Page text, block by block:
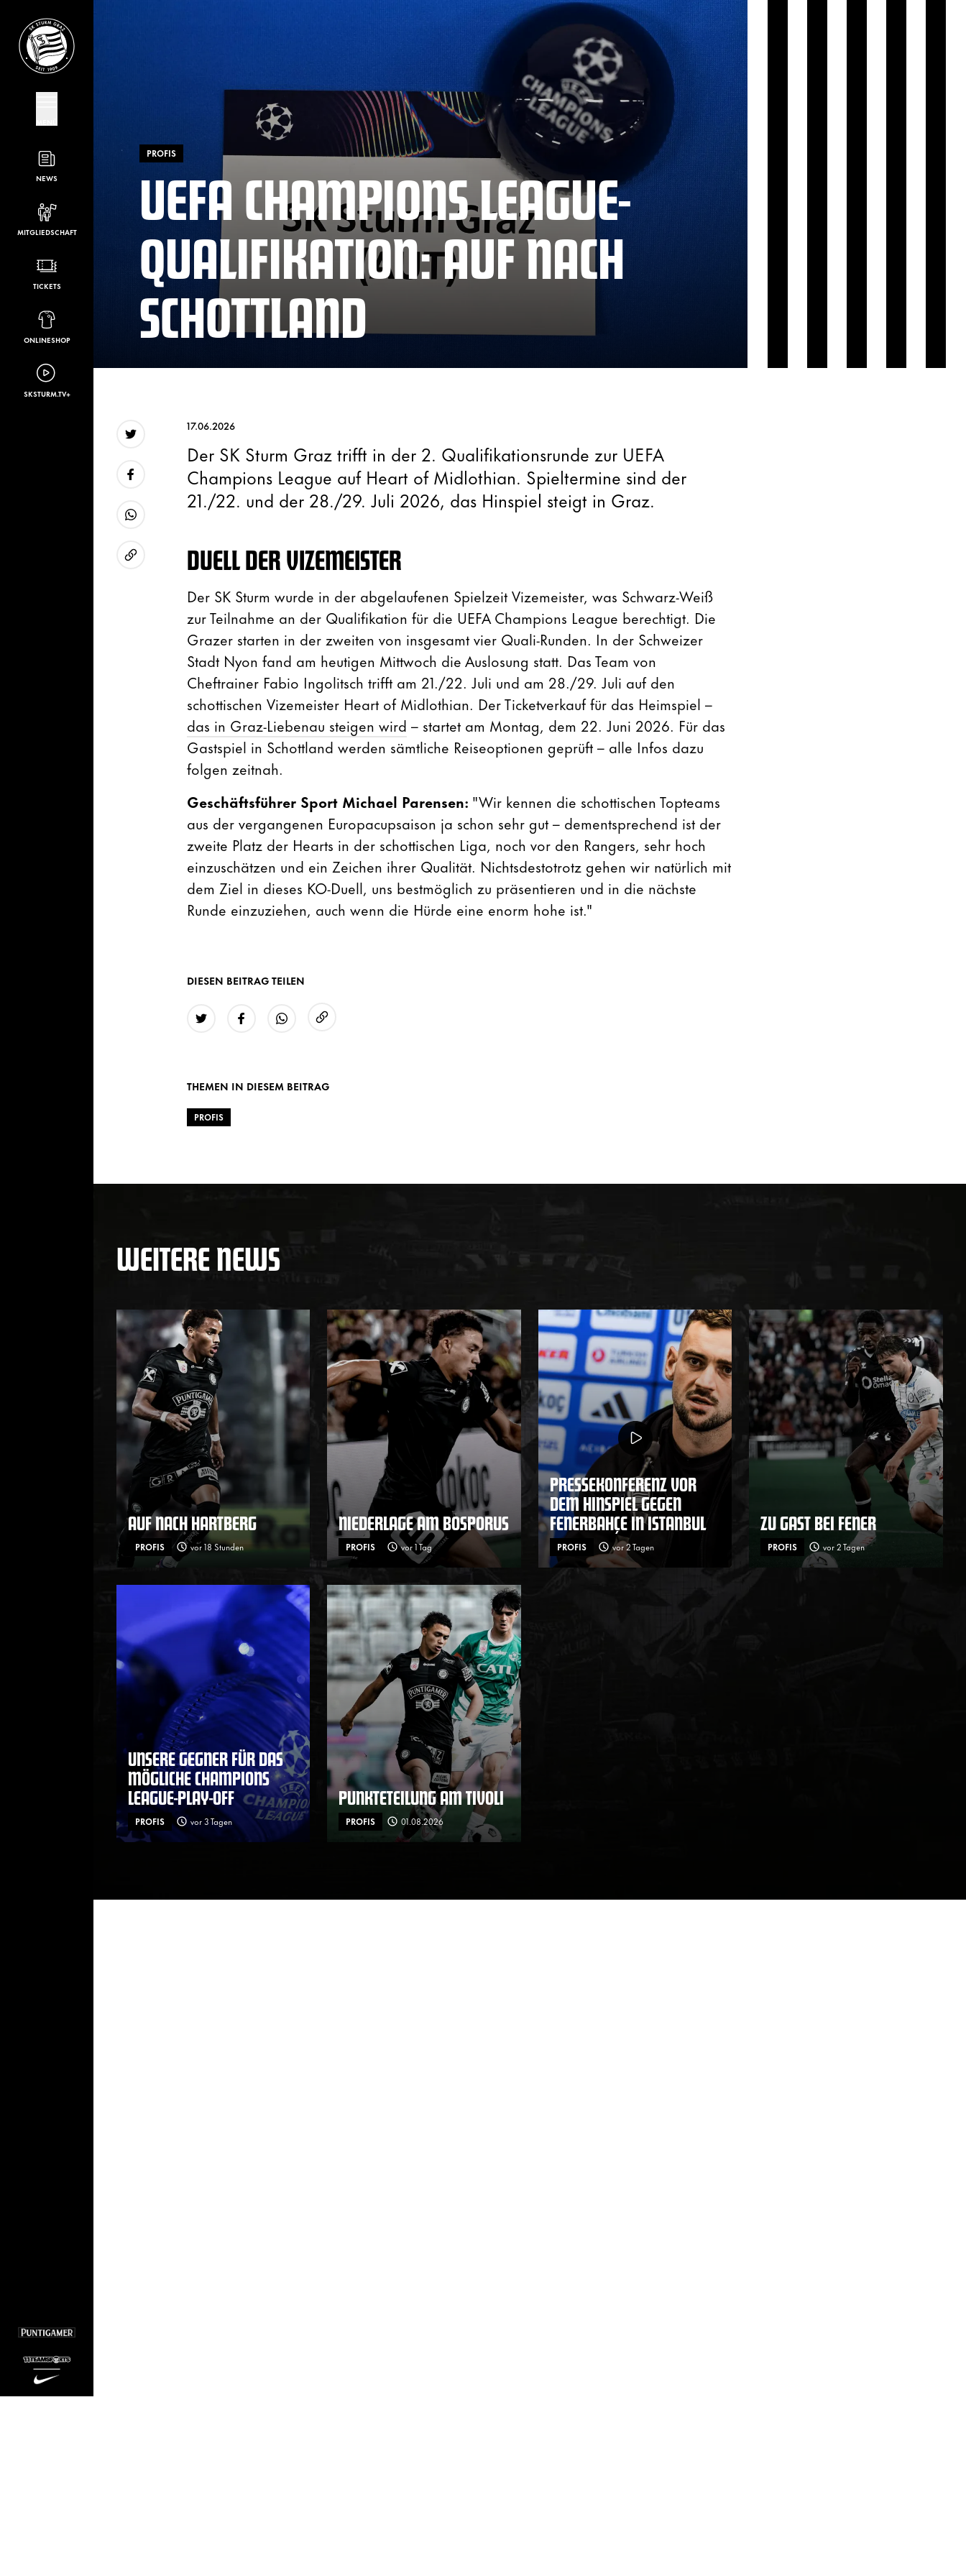
NEWS
MITGLIEDSCHAFT
TICKETS
ONLINESHOP
SKSTURM.TV+
PROFIS
UEFA CHAMPIONS LEAGUE-
QUALIFIKATION: AUF NACH
SCHOTTLAND
17.06.2026
Der SK Sturm Graz trifft in der 2. Qualifikationsrunde zur UEFA
Champions League auf Heart of Midlothian. Spieltermine sind der
21./22. und der 28./29. Juli 2026, das Hinspiel steigt in Graz.
DUELL DER VIZEMEISTER
Der SK Sturm wurde in der abgelaufenen Spielzeit Vizemeister, was Schwarz-Weiß
zur Teilnahme an der Qualifikation für die UEFA Champions League berechtigt. Die
Grazer starten in der zweiten von insgesamt vier Quali-Runden. In der Schweizer
Stadt Nyon fand am heutigen Mittwoch die Auslosung statt. Das Team von
Cheftrainer Fabio Ingolitsch trifft am 21./22. Juli und am 28./29. Juli auf den
schottischen Vizemeister Heart of Midlothian. Der Ticketverkauf für das Heimspiel –
das in Graz-Liebenau steigen wird – startet am Montag, dem 22. Juni 2026. Für das
Gastspiel in Schottland werden sämtliche Reiseoptionen geprüft – alle Infos dazu
folgen zeitnah.
Geschäftsführer Sport Michael Parensen: "Wir kennen die schottischen Topteams
aus der vergangenen Europacupsaison ja schon sehr gut – dementsprechend ist der
zweite Platz der Hearts in der schottischen Liga, noch vor den Rangers, sehr hoch
einzuschätzen und ein Zeichen ihrer Qualität. Nichtsdestotrotz gehen wir natürlich mit
dem Ziel in dieses KO-Duell, uns bestmöglich zu präsentieren und in die nächste
Runde einzuziehen, auch wenn die Hürde eine enorm hohe ist."
DIESEN BEITRAG TEILEN
THEMEN IN DIESEM BEITRAG
PROFIS
WEITERE NEWS
AUF NACH HARTBERG
PROFIS vor 18 Stunden
NIEDERLAGE AM BOSPORUS
PROFIS vor 1 Tag
PRESSEKONFERENZ VOR
DEM HINSPIEL GEGEN
FENERBAHÇE IN ISTANBUL
PROFIS vor 2 Tagen
ZU GAST BEI FENER
PROFIS vor 2 Tagen
UNSERE GEGNER FÜR DAS
MÖGLICHE CHAMPIONS
LEAGUE-PLAY-OFF
PROFIS vor 3 Tagen
PUNKTETEILUNG AM TIVOLI
PROFIS 01.08.2026